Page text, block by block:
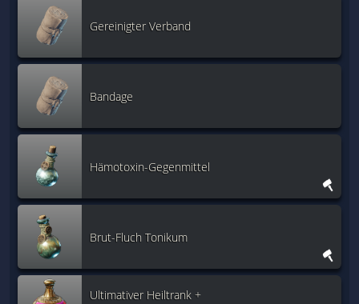
Gereinigter Verband
Bandage
Hämotoxin-Gegenmittel
Brut-Fluch Tonikum
Ultimativer Heiltrank +